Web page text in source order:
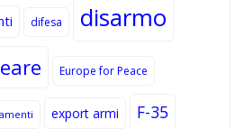
difesa disarmo
Europe for Peace
export armi F-35